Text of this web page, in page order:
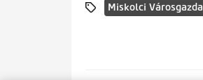
Miskolci Városgazda